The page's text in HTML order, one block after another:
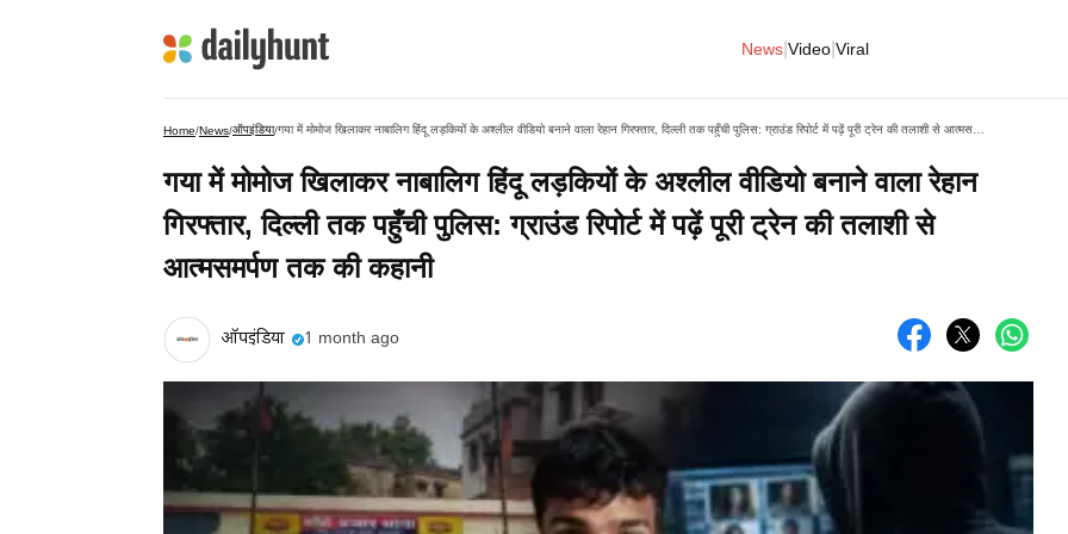
News Video Viral
Home/News/ऑपइंडिया/
गया में मोमोज खिलाकर नाबालिग हिंदू लड़कियों के अश्लील वीडियो बनाने वाला रेहान
गिरफ्तार, दिल्ली तक पहुँची पुलिस: ग्राउंड रिपोर्ट में पढ़ें पूरी ट्रेन की तलाशी से
आत्मसमर्पण तक की कहानी
ऑपइंडिया 1 month ago